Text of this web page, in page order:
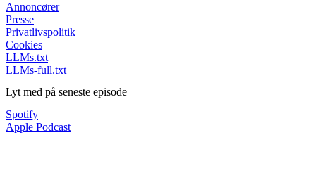
Annoncører
Presse
Privatlivspolitik
Cookies
LLMs.txt
LLMs-full.txt
Lyt med på seneste episode
Spotify
Apple Podcast